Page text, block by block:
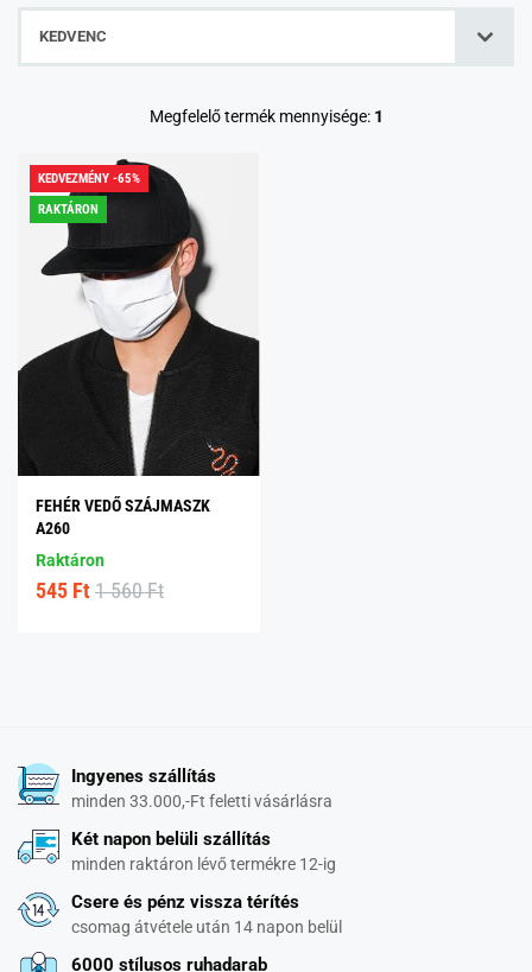
KEDVENC
Megfelelő termék mennyisége: 1
KEDVEZMÉNY -65%
RAKTÁRON
FEHÉR VEDŐ SZÁJMASZK
A260
Raktáron
545 Ft 1 560 Ft
Ingyenes szállítás
minden 33.000,-Ft feletti vásárlásra
Két napon belüli szállítás
minden raktáron lévő termékre 12-ig
Csere és pénz vissza térítés
csomag átvétele után 14 napon belül
6000 stílusos ruhadarab